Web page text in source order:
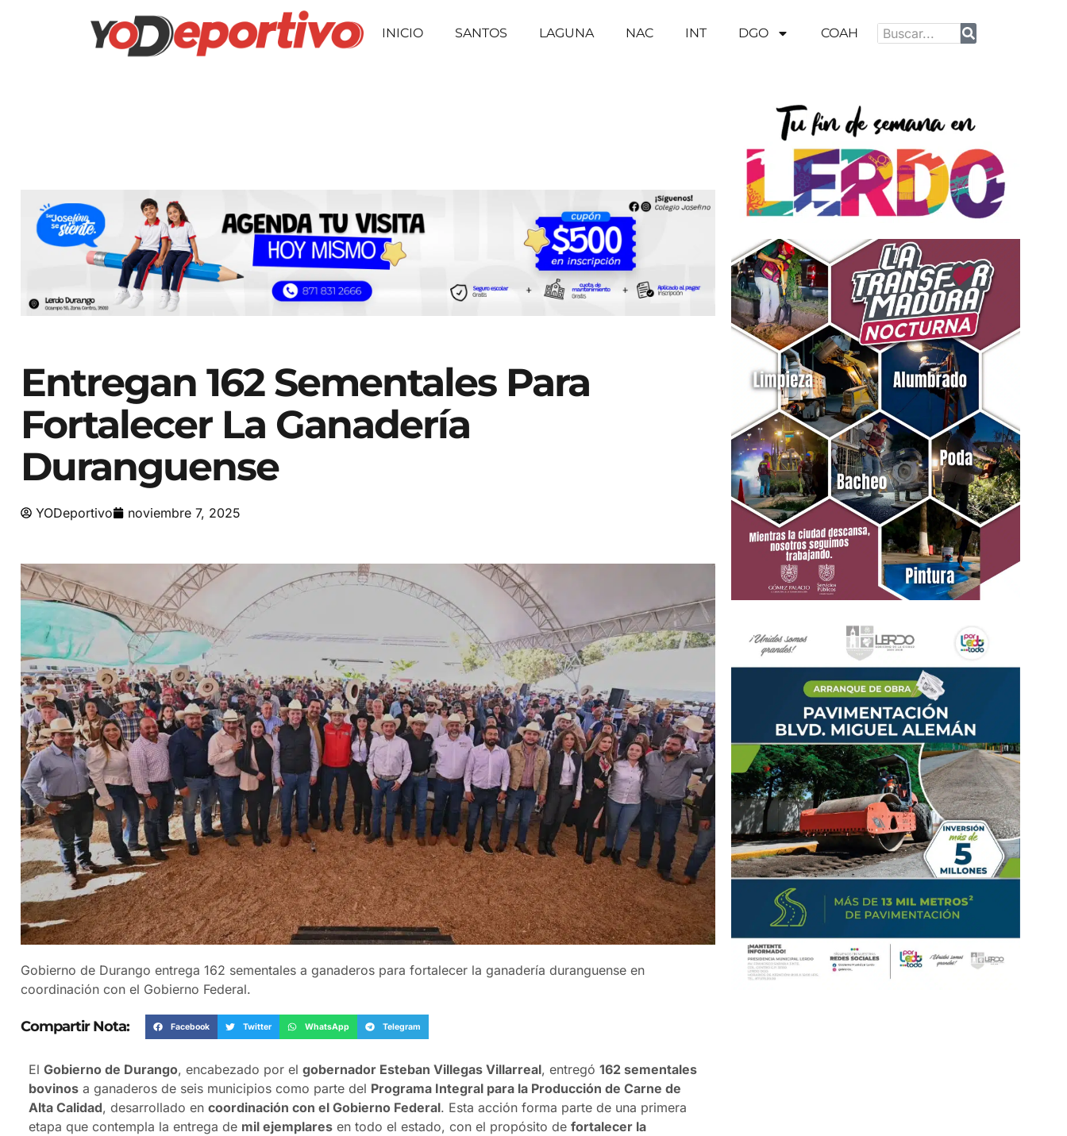
INICIO SANTOS LAGUNA NAC INT DGO COAH
Entregan 162 Sementales Para
Fortalecer La Ganadería
Duranguense
YODeportivo noviembre 7, 2025
Gobierno de Durango entrega 162 sementales a ganaderos para fortalecer la ganadería duranguense en
coordinación con el Gobierno Federal.
Compartir Nota: Facebook Twitter WhatsApp Telegram
El Gobierno de Durango, encabezado por el gobernador Esteban Villegas Villarreal, entregó 162 sementales
bovinos a ganaderos de seis municipios como parte del Programa Integral para la Producción de Carne de
Alta Calidad, desarrollado en coordinación con el Gobierno Federal. Esta acción forma parte de una primera
etapa que contempla la entrega de mil ejemplares en todo el estado, con el propósito de fortalecer la